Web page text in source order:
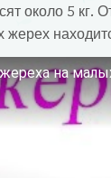
около 5 кг.
жерех
на
это видео на